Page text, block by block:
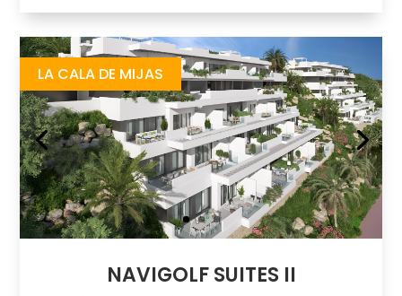
LA CALA DE MIJAS
NAVIGOLF SUITES II